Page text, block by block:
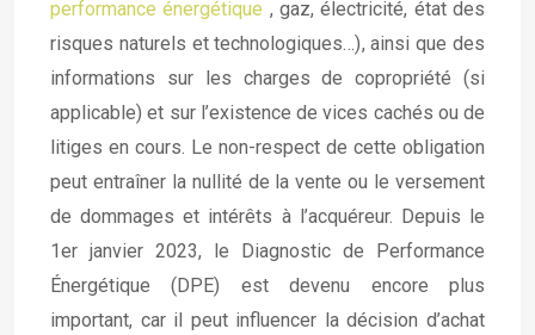
performance énergétique , gaz, électricité, état des
risques naturels et technologiques…), ainsi que des
informations sur les charges de copropriété (si
applicable) et sur l’existence de vices cachés ou de
litiges en cours. Le non-respect de cette obligation
peut entraîner la nullité de la vente ou le versement
de dommages et intérêts à l’acquéreur. Depuis le
1er janvier 2023, le Diagnostic de Performance
Énergétique (DPE) est devenu encore plus
important, car il peut influencer la décision d’achat